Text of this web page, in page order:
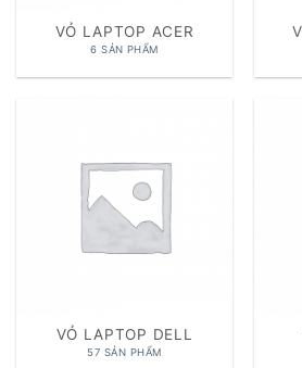
VỎ LAPTOP ACER
6 SẢN PHẨM
VỎ LAPTOP DELL
57 SẢN PHẨM